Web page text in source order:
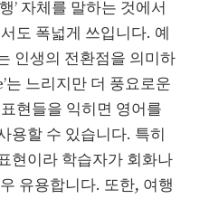
’ 자체를 말하는 것에서
도 폭넓게 쓰입니다. 예
인생의 전환점을 의미하
는 느리지만 더 풍요로운
현들을 익히면 영어를
용할 수 있습니다. 특히
현이라 학습자가 회화나
유용합니다. 또한, 여행